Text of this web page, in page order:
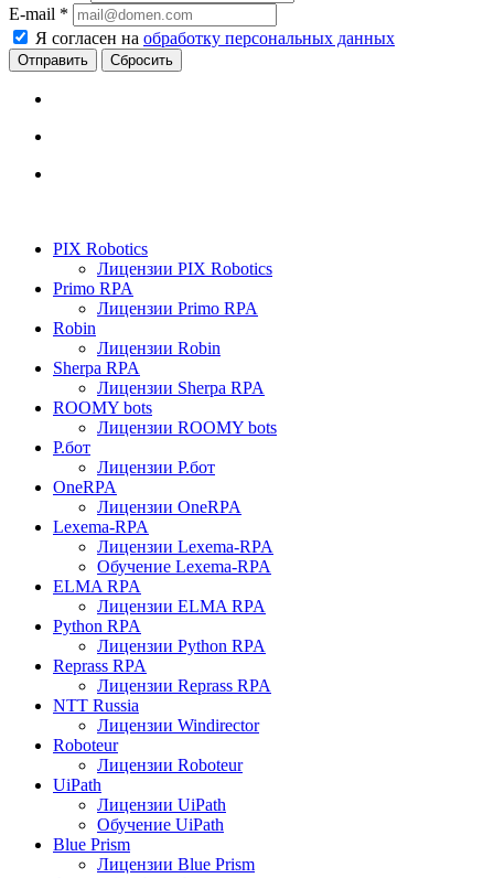
E-mail *
Я согласен на обработку персональных данных
Сбросить
PIX Robotics
Лицензии PIX Robotics
Primo RPA
Лицензии Primo RPA
Robin
Лицензии Robin
Sherpa RPA
Лицензии Sherpa RPA
ROOMY bots
Лицензии ROOMY bots
Р.бот
Лицензии Р.бот
OneRPA
Лицензии OneRPA
Lexema-RPA
Лицензии Lexema-RPA
Обучение Lexema-RPA
ELMA RPA
Лицензии ELMA RPA
Python RPA
Лицензии Python RPA
Reprass RPA
Лицензии Reprass RPA
NTT Russia
Лицензии Windirector
Roboteur
Лицензии Roboteur
UiPath
Лицензии UiPath
Обучение UiPath
Blue Prism
Лицензии Blue Prism